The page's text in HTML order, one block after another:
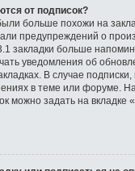
от подписок?
больше похожи на
предупреждений о
закладки больше
уведомления об
В случае
в теме или форуме.
можно задать на вкладке